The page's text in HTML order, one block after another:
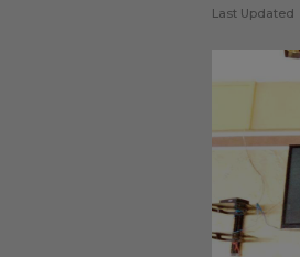
Last Updated